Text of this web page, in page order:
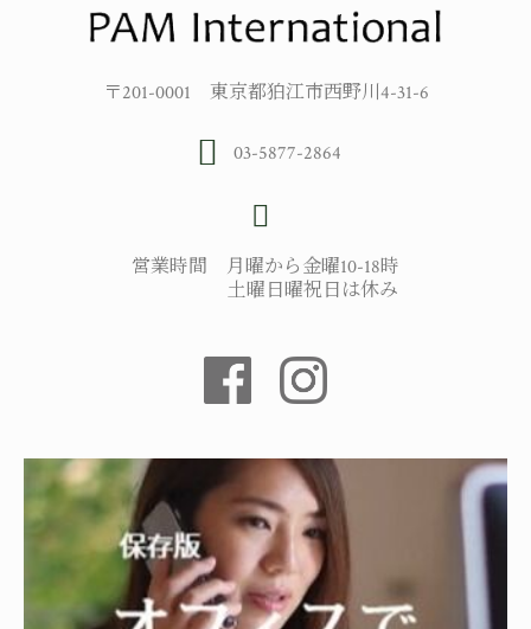
〒201-0001 東京都狛江市西野川4-31-6
03-5877-2864
営業時間 月曜から金曜10-18時
土曜日曜祝日は休み